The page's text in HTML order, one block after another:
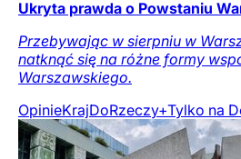
Ukryta prawda o Powstaniu
Przebywając w sierpniu w
natknąć się na różne formy
Warszawskiego.
OpinieKrajDoRzeczy+Tylko na